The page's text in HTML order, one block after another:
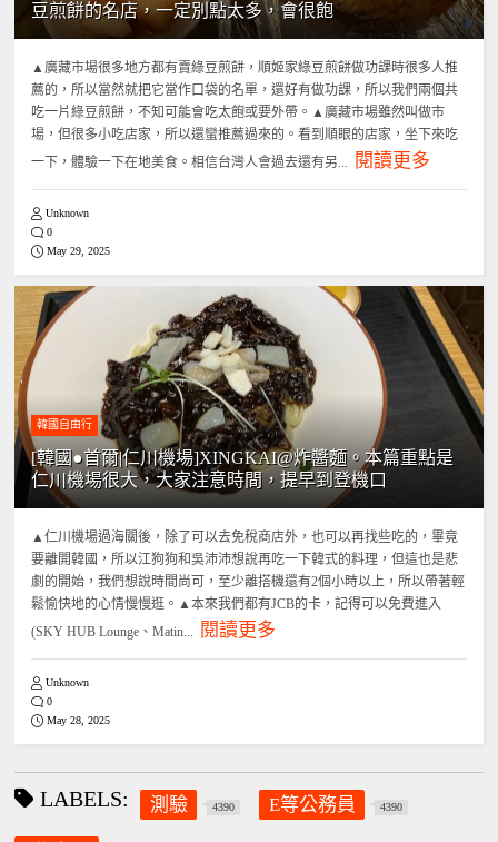
豆煎餅的名店，一定別點太多，會很飽
▲廣藏市場很多地方都有賣綠豆煎餅，順姬家綠豆煎餅做功課時很多人推
薦的，所以當然就把它當作口袋的名單，還好有做功課，所以我們兩個共
吃一片綠豆煎餅，不知可能會吃太飽或要外帶。▲廣藏市場雖然叫做市
場，但很多小吃店家，所以還蠻推薦過來的。看到順眼的店家，坐下來吃
一下，體驗一下在地美食。相信台灣人會過去還有另...
閱讀更多
Unknown
0
May 29, 2025
韓國自由行
[韓國●首爾|仁川機場]XINGKAI@炸醬麵。本篇重點是
仁川機場很大，大家注意時間，提早到登機口
▲仁川機場過海關後，除了可以去免稅商店外，也可以再找些吃的，畢竟
要離開韓國，所以江狗狗和吳沛沛想說再吃一下韓式的料理，但這也是悲
劇的開始，我們想說時間尚可，至少離搭機還有2個小時以上，所以帶著輕
鬆愉快地的心情慢慢逛。▲本來我們都有JCB的卡，記得可以免費進入
(SKY HUB Lounge、Matin...
閱讀更多
Unknown
0
May 28, 2025
LABELS: 測驗 4390 E等公務員 4390